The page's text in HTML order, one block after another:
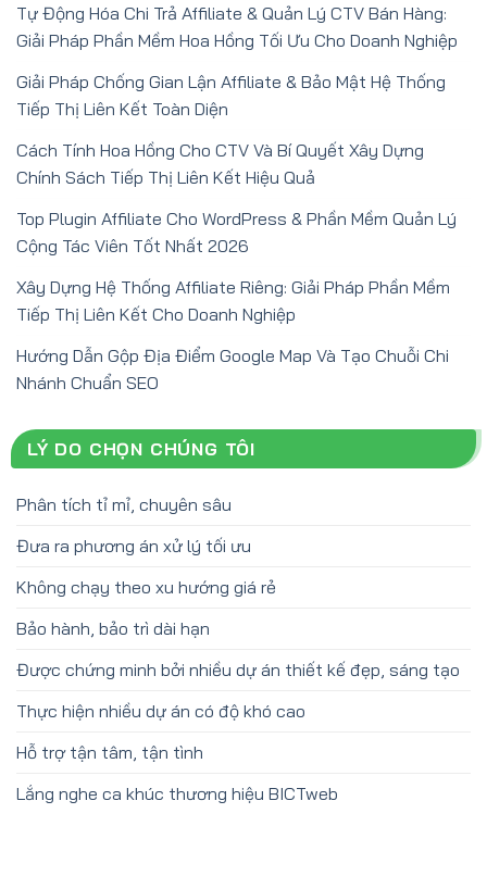
Tự Động Hóa Chi Trả Affiliate & Quản Lý CTV Bán Hàng:
Giải Pháp Phần Mềm Hoa Hồng Tối Ưu Cho Doanh Nghiệp
Giải Pháp Chống Gian Lận Affiliate & Bảo Mật Hệ Thống
Tiếp Thị Liên Kết Toàn Diện
Cách Tính Hoa Hồng Cho CTV Và Bí Quyết Xây Dựng
Chính Sách Tiếp Thị Liên Kết Hiệu Quả
Top Plugin Affiliate Cho WordPress & Phần Mềm Quản Lý
Cộng Tác Viên Tốt Nhất 2026
Xây Dựng Hệ Thống Affiliate Riêng: Giải Pháp Phần Mềm
Tiếp Thị Liên Kết Cho Doanh Nghiệp
Hướng Dẫn Gộp Địa Điểm Google Map Và Tạo Chuỗi Chi
Nhánh Chuẩn SEO
LÝ DO CHỌN CHÚNG TÔI
Phân tích tỉ mỉ, chuyên sâu
Đưa ra phương án xử lý tối ưu
Không chạy theo xu hướng giá rẻ
Bảo hành, bảo trì dài hạn
Được chứng minh bởi nhiều dự án thiết kế đẹp, sáng tạo
Thực hiện nhiều dự án có độ khó cao
Hỗ trợ tận tâm, tận tình
Lắng nghe ca khúc thương hiệu BICTweb